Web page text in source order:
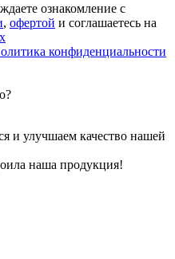
ознакомление с
, офертой и соглашаетесь на
конфиденциальности
и улучшаем качество нашей
наша продукция!